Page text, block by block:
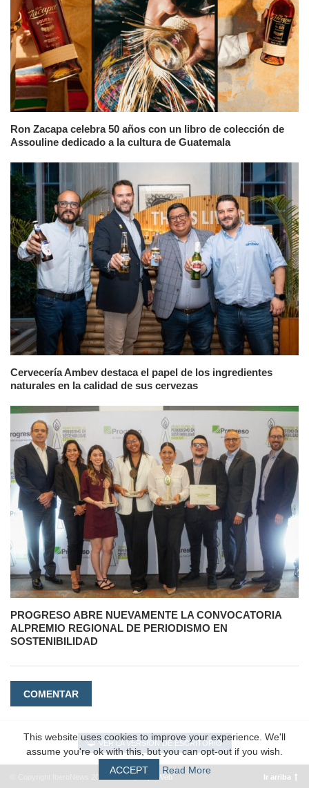
Ron Zacapa celebra 50 años con un libro de colección de
Assouline dedicado a la cultura de Guatemala
Cervecería Ambev destaca el papel de los ingredientes
naturales en la calidad de sus cervezas
PROGRESO ABRE NUEVAMENTE LA CONVOCATORIA
ALPREMIO REGIONAL DE PERIODISMO EN
SOSTENIBILIDAD
COMENTAR
VER LA VERSIÓN DE ESCRITORIO
#EpicWeb Ir arriba
This website uses cookies to improve your experience. We'll
assume you're ok with this, but you can opt-out if you wish.
ACCEPT
Read More